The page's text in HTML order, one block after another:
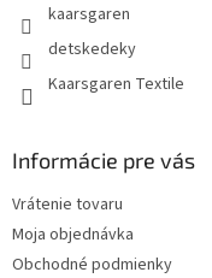
kaarsgaren
detskedeky
Kaarsgaren Textile
Informácie pre vás
Vrátenie tovaru
Moja objednávka
Obchodné podmienky